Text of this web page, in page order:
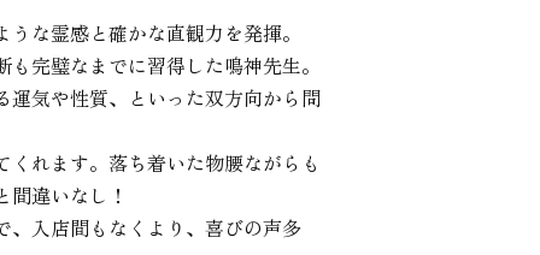
な霊感と確かな直観力を発揮。
完璧なまでに習得した鳴神先生。
気や性質、といった双方向から問
れます。落ち着いた物腰ながらも
違いなし！
、入店間もなくより、喜びの声多